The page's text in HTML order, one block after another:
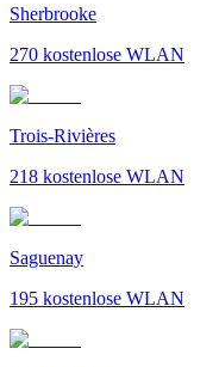
Sherbrooke
270 kostenlose WLAN
Trois-Rivières
218 kostenlose WLAN
Saguenay
195 kostenlose WLAN